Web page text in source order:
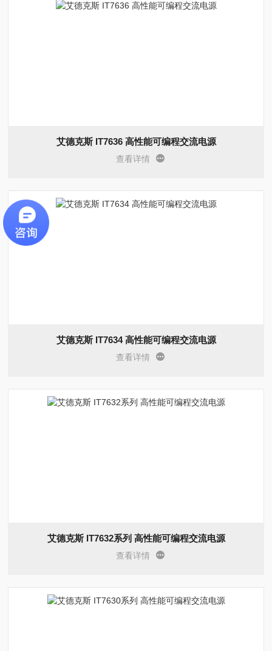
艾德克斯 IT7636 高性能可编程交流电源
查看详情
艾德克斯 IT7634 高性能可编程交流电源
查看详情
艾德克斯 IT7632系列 高性能可编程交流电源
查看详情